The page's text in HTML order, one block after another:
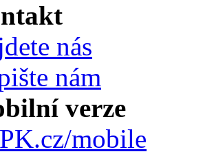
nás
nám
verze
mobile